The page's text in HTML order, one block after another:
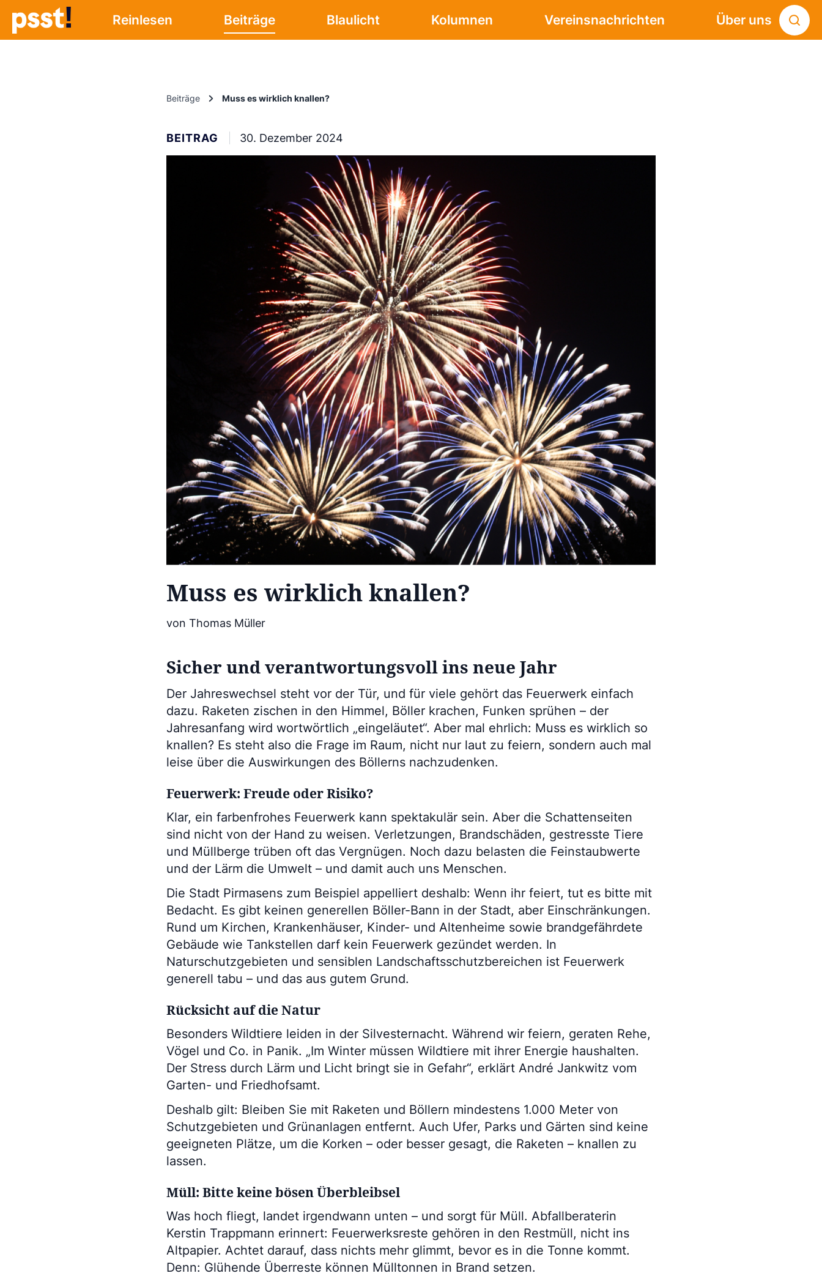
Reinlesen Beiträge Blaulicht Kolumnen Vereinsnachrichten Über uns
Beiträge Muss es wirklich knallen?
BEITRAG 30. Dezember 2024
Muss es wirklich knallen?
von Thomas Müller
Sicher und verantwortungsvoll ins neue Jahr
Der Jahreswechsel steht vor der Tür, und für viele gehört das Feuerwerk einfach
dazu. Raketen zischen in den Himmel, Böller krachen, Funken sprühen – der
Jahresanfang wird wortwörtlich „eingeläutet“. Aber mal ehrlich: Muss es wirklich so
knallen? Es steht also die Frage im Raum, nicht nur laut zu feiern, sondern auch mal
leise über die Auswirkungen des Böllerns nachzudenken.
Feuerwerk: Freude oder Risiko?
Klar, ein farbenfrohes Feuerwerk kann spektakulär sein. Aber die Schattenseiten
sind nicht von der Hand zu weisen. Verletzungen, Brandschäden, gestresste Tiere
und Müllberge trüben oft das Vergnügen. Noch dazu belasten die Feinstaubwerte
und der Lärm die Umwelt – und damit auch uns Menschen.
Die Stadt Pirmasens zum Beispiel appelliert deshalb: Wenn ihr feiert, tut es bitte mit
Bedacht. Es gibt keinen generellen Böller-Bann in der Stadt, aber Einschränkungen.
Rund um Kirchen, Krankenhäuser, Kinder- und Altenheime sowie brandgefährdete
Gebäude wie Tankstellen darf kein Feuerwerk gezündet werden. In
Naturschutzgebieten und sensiblen Landschaftsschutzbereichen ist Feuerwerk
generell tabu – und das aus gutem Grund.
Rücksicht auf die Natur
Besonders Wildtiere leiden in der Silvesternacht. Während wir feiern, geraten Rehe,
Vögel und Co. in Panik. „Im Winter müssen Wildtiere mit ihrer Energie haushalten.
Der Stress durch Lärm und Licht bringt sie in Gefahr“, erklärt André Jankwitz vom
Garten- und Friedhofsamt.
Deshalb gilt: Bleiben Sie mit Raketen und Böllern mindestens 1.000 Meter von
Schutzgebieten und Grünanlagen entfernt. Auch Ufer, Parks und Gärten sind keine
geeigneten Plätze, um die Korken – oder besser gesagt, die Raketen – knallen zu
lassen.
Müll: Bitte keine bösen Überbleibsel
Was hoch fliegt, landet irgendwann unten – und sorgt für Müll. Abfallberaterin
Kerstin Trappmann erinnert: Feuerwerksreste gehören in den Restmüll, nicht ins
Altpapier. Achtet darauf, dass nichts mehr glimmt, bevor es in die Tonne kommt.
Denn: Glühende Überreste können Mülltonnen in Brand setzen.